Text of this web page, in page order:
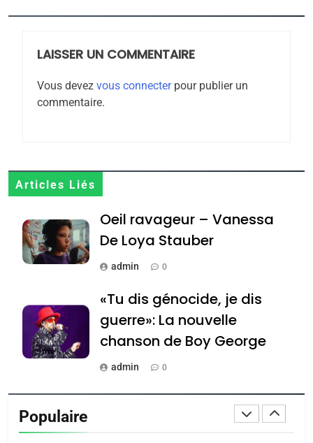
LAISSER UN COMMENTAIRE
Vous devez vous connecterpour publier un
commentaire.
Articles Liés
Oeil ravageur – Vanessa
De Loya Stauber
admin 0
«Tu dis génocide, je dis
guerre»: La nouvelle
chanson de Boy George
admin 0
Tout sur la Nostalgie
Populaire
FIÈRE, DIGNE ET RÉSILIENTE :
MA JUDAÏTE par Thérèse
ISRAÉL JUDAISME
7
8
Tafraout, le miel de Tadla
Azilal consacrés produits
du terroir
DAFINA MAROC
Oeil ravageur – Vanessa
De Loya Stauber
guerre»: La nouvelle
chanson de Boy George